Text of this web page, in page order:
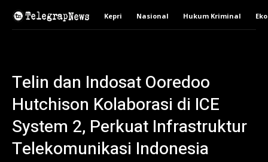
Kepri Nasional Hukum Kriminal
Telin dan Indosat Ooredoo
Hutchison Kolaborasi di ICE
System 2, Perkuat Infrastruktur
Telekomunikasi Indonesia